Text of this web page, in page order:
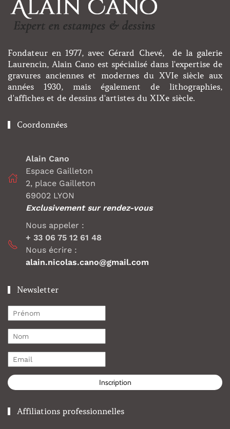
Fondateur en 1977, avec Gérard Chevé, de la galerie
Laurencin, Alain Cano est spécialisé dans l'expertise de
gravures anciennes et modernes du XVIe siècle aux
années 1930, mais également de lithographies,
d'affiches et de dessins d'artistes du XIXe siècle.
Coordonnées
Alain Cano
Espace Gailleton
2, place Gailleton
69002 LYON
Exclusivement sur rendez-vous
Nous appeler :
+ 33 06 75 12 61 48
Nous écrire :
alain.nicolas.cano@gmail.com
Newsletter
Inscription
Affiliations professionnelles